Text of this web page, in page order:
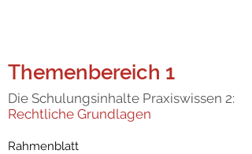
Themenbereich 1
Die Schulungsinhalte Praxiswissen 2:
Rechtliche Grundlagen
Rahmenblatt